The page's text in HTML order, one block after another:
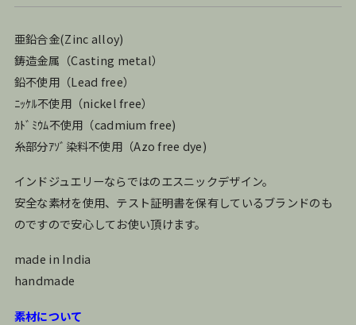
亜鉛合金(Zinc alloy)
鋳造金属（Casting metal）
鉛不使用（Lead free）
ﾆｯｹﾙ不使用（nickel free）
ｶﾄﾞﾐｳﾑ不使用（cadmium free)
糸部分ｱｿﾞ染料不使用（Azo free dye)
インドジュエリーならではのエスニックデザイン。
安全な素材を使用、テスト証明書を保有しているブランドのも
のですので安心してお使い頂けます。
made in India
handmade
素材について